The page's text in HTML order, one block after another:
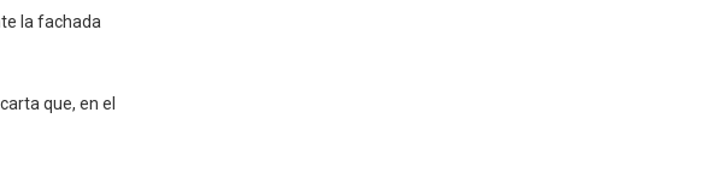
la fachada
que, en el